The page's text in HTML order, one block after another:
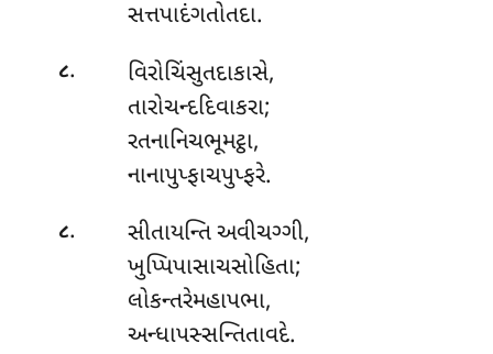
સત્તપાદંગતોતદા.
૮. વિરોચિંસુતદાકાસે,
તારોચન્દદિવાકરા;
રતનાનિચભૂમટ્ઠા,
નાનાપુપ્ફાચપુપ્ફરે.
૮. સીતાયન્તિ અવીચગ્ગી,
ખુપ્પિપાસાચસોહિતા;
લોકન્તરેમહાપભા,
અન્ધાપસ્સન્તિતાવદે.